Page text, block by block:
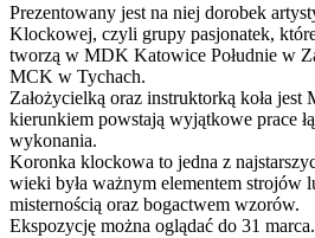
Prezentowany jest na niej dorobek
Klockowej, czyli grupy pasjonatek,
tworzą w MDK Katowice Południe w
MCK w Tychach.
Założycielką oraz instruktorką koła jest
kierunkiem powstają wyjątkowe prace
wykonania.
Koronka klockowa to jedna z
wieki była ważnym elementem strojów
misternością oraz bogactwem wzorów.
Ekspozycję można oglądać do 31 marca.